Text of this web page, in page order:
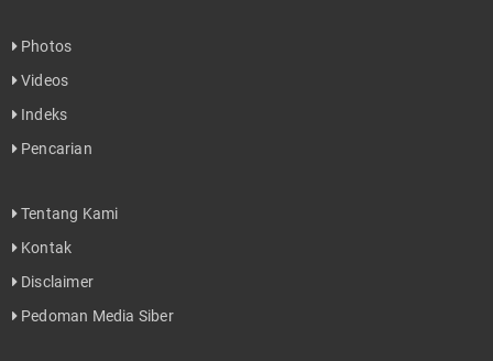
Photos
Videos
Indeks
Pencarian
Tentang Kami
Kontak
Disclaimer
Pedoman Media Siber